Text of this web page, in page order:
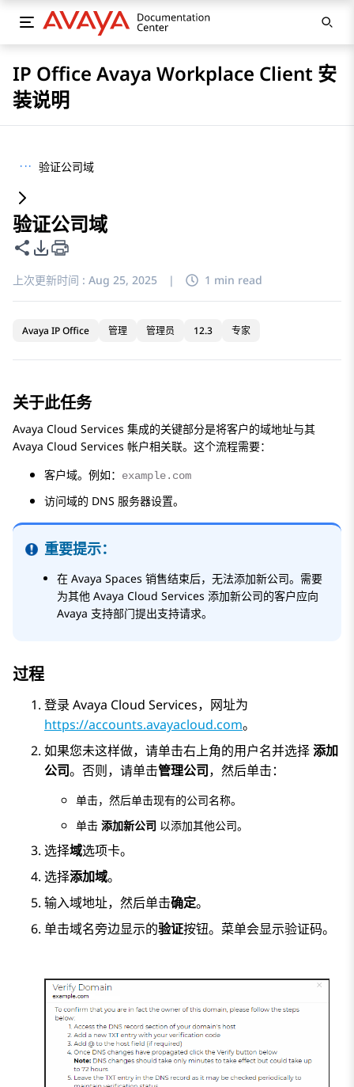
IP Office Avaya Workplace Client 安
装说明
··· 验证公司域
验证公司域
共享此页面
PDF 导出选项
上次更新时间 : Aug 25, 2025 | 1 min read
Avaya IP Office 管理 管理员 12.3 专家
关于此任务
Avaya Cloud Services 集成的关键部分是将客户的域地址与其
Avaya Cloud Services 帐户相关联。这个流程需要：
客户域。例如：
example.com
访问域的 DNS 服务器设置。
重要提示：
在 Avaya Spaces 销售结束后，无法添加新公司。需要
为其他 Avaya Cloud Services 添加新公司的客户应向
Avaya 支持部门提出支持请求。
过程
登录 Avaya Cloud Services，网址为
https://accounts.avayacloud.com。
如果您未这样做，请单击右上角的用户名并选择添加
公司。否则，请单击管理公司，然后单击：
单击，然后单击现有的公司名称。
单击 添加新公司 以添加其他公司。
选择域选项卡。
选择添加域。
输入域地址，然后单击确定。
单击域名旁边显示的验证按钮。菜单会显示验证码。